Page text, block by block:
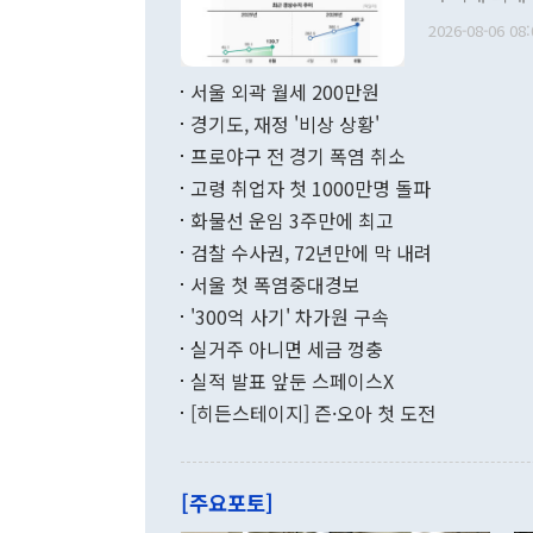
관의 무리한
다. [정동영 통일부 장관이 지난달 23일 오후 서울 종로구 정부서울청사에
무너졌다고
함께 4자 대
"우리의 선
관은 업무
료=한국은행] 한국은행이 6일 발표한 '2026년 6월 국제수지(잠정)'
며 월간 기
196.9% 급
수출은
기록했지만
로 전환됐다.
는 배당수입
2026-08-06
서울 외곽 월세 200만원
경기도, 재정 '비상 상황'
프로야구 전 경기 폭염 취소
고령 취업자 첫 1000만명 돌파
화물선 운임 3주만에 최고
검찰 수사권, 72년만에 막 내려
서울 첫 폭염중대경보
'300억 사기' 차가원 구속
실거주 아니면 세금 껑충
실적 발표 앞둔 스페이스X
[히든스테이지] 즌·오아 첫 도전
[주요포토]